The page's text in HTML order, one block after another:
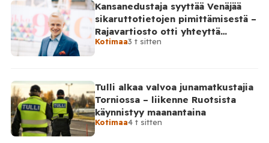
Kansanedustaja syyttää Venäjää
sikaruttotietojen pimittämisestä –
Rajavartiosto otti yhteyttä
Venäjälle
Kotimaa3 t sitten
Tulli alkaa valvoa junamatkustajia
Torniossa – liikenne Ruotsista
käynnistyy maanantaina
Kotimaa4 t sitten